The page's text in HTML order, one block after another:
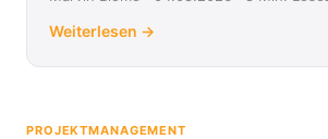
Weiterlesen →
PROJEKTMANAGEMENT